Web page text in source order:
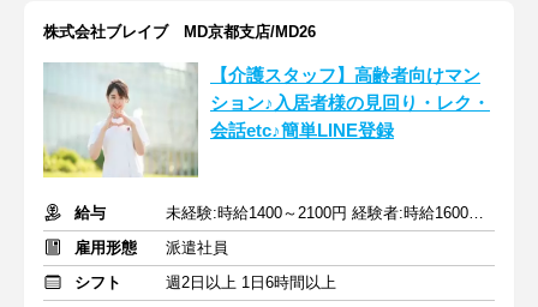
株式会社ブレイブ MD京都支店/MD26
【介護スタッフ】高齢者向けマン
ション♪入居者様の見回り・レク・
会話etc♪簡単LINE登録
給与
未経験:時給1400～2100円 経験者:時給1600～2400円+交通費全額
雇用形態
派遣社員
シフト
週2日以上 1日6時間以上